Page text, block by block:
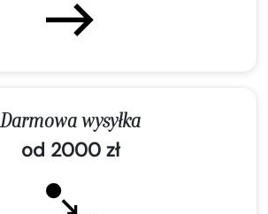
Darmowa wysyłka
od 2000 zł